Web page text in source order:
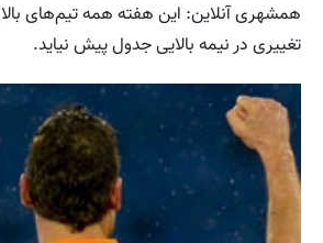
همشهری آنلاین: این هفته همه تیم‌های
تغییری در نیمه بالایی جدول پیش نیاید.